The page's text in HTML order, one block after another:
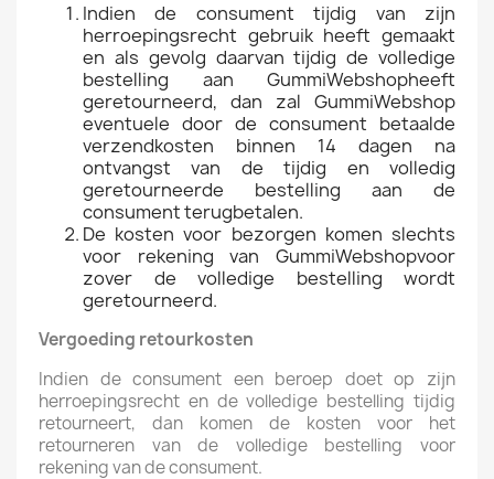
Indien de consument tijdig van zijn
herroepingsrecht gebruik heeft gemaakt
en als gevolg daarvan tijdig de volledige
bestelling aan GummiWebshopheeft
geretourneerd, dan zal GummiWebshop
eventuele door de consument betaalde
verzendkosten binnen 14 dagen na
ontvangst van de tijdig en volledig
geretourneerde bestelling aan de
consument terugbetalen.
De kosten voor bezorgen komen slechts
voor rekening van GummiWebshopvoor
zover de volledige bestelling wordt
geretourneerd.
Vergoeding retourkosten
Indien de consument een beroep doet op zijn
herroepingsrecht en de volledige bestelling tijdig
retourneert, dan komen de kosten voor het
retourneren van de volledige bestelling voor
rekening van de consument.